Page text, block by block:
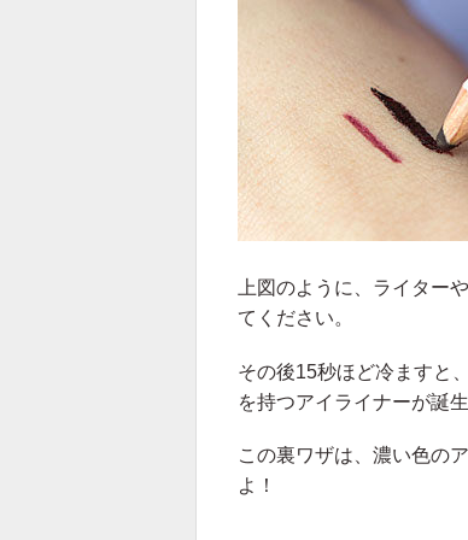
上図のように、ライター
てください。
その後15秒ほど冷ますと
を持つアイライナーが誕生
この裏ワザは、濃い色の
よ！